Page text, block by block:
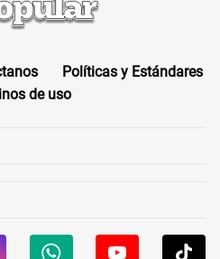
Políticas y Estándares
de uso